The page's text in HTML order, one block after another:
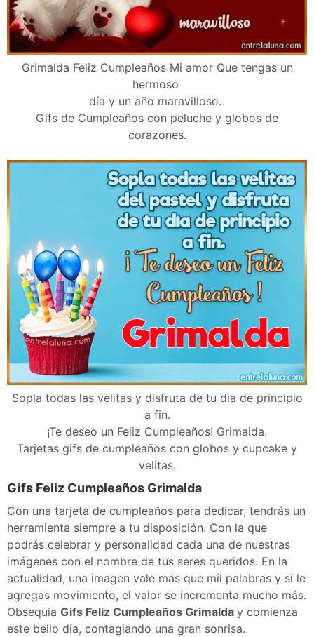
Grimalda Feliz Cumpleaños Mi amor Que tengas un
hermoso
día y un año maravilloso.
Gifs de Cumpleaños con peluche y globos de
corazones.
Sopla todas las velitas y disfruta de tu dia de principio
a fin.
¡Te deseo un Feliz Cumpleaños! Grimalda.
Tarjetas gifs de cumpleaños con globos y cupcake y
velitas.
Gifs Feliz Cumpleaños Grimalda
Con una tarjeta de cumpleaños para dedicar, tendrás un
herramienta siempre a tu disposición. Con la que
podrás celebrar y personalidad cada una de nuestras
imágenes con el nombre de tus seres queridos. En la
actualidad, una imagen vale más que mil palabras y si le
agregas movimiento, el valor se incrementa mucho más.
Obsequia Gifs Feliz Cumpleaños Grimalda y comienza
este bello día, contagiando una gran sonrisa.